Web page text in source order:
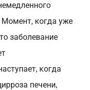
когда уже
заболевание
когда
печени,